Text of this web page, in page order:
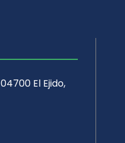
El Ejido,